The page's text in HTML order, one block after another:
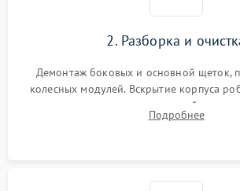
2. Разборка и
Демонтаж боковых и основной щеток,
колесных модулей. Вскрытие корпуса
очистка внутренних полостей,
скопившейся пыли, волос и шерсти
Подробнее